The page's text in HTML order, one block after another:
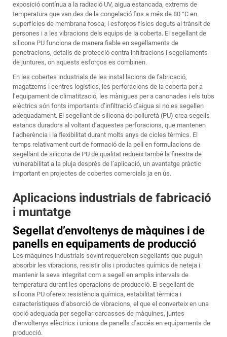
exposició contínua a la radiació UV, aigua estancada, extrems de
temperatura que van des de la congelació fins a més de 80 °C en
superfícies de membrana fosca, i esforços físics deguts al trànsit de
persones i a les vibracions dels equips de la coberta. El segellant de
silicona PU funciona de manera fiable en segellaments de
penetracions, detalls de protecció contra infiltracions i segellaments
de juntures, on aquests esforços es combinen.
En les cobertes industrials de les instal·lacions de fabricació,
magatzems i centres logístics, les perforacions de la coberta per a
l’equipament de climatització, les mànigues per a canonades i els tubs
elèctrics són fonts importants d’infiltració d’aigua si no es segellen
adequadament. El segellant de silicona de poliuretà (PU) crea segells
estancs duradors al voltant d’aquestes perforacions, que mantenen
l’adherència i la flexibilitat durant molts anys de cicles tèrmics. El
temps relativament curt de formació de la pell en formulacions de
segellant de silicona de PU de qualitat redueix també la finestra de
vulnerabilitat a la pluja després de l’aplicació, un avantatge pràctic
important en projectes de cobertes comercials ja en ús.
Aplicacions industrials de fabricació
i muntatge
Segellat d’envoltenys de màquines i de
panells en equipaments de producció
Les màquines industrials sovint requereixen segellants que puguin
absorbir les vibracions, resistir olis i productes químics de neteja i
mantenir la seva integritat com a segell en amplis intervals de
temperatura durant les operacions de producció. El segellant de
silicona PU ofereix resistència química, estabilitat tèrmica i
característiques d’absorció de vibracions, el que el converteix en una
opció adequada per segellar carcasses de màquines, juntes
d’envoltenys elèctrics i unions de panells d’accés en equipaments de
producció.